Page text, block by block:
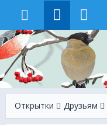
Открытки Друзьям